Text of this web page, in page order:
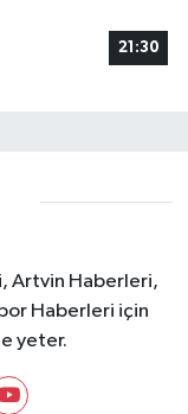
21:30
Artvin Haberleri,
Haberleri için
yeter.